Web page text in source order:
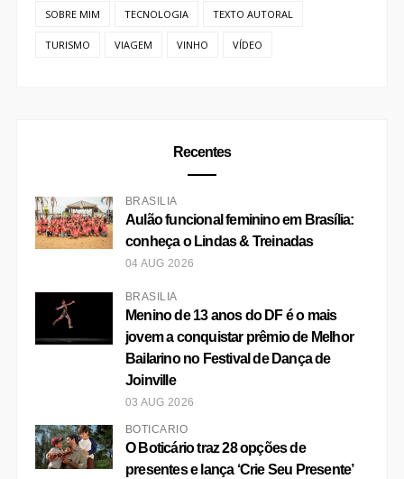
SOBRE MIM TECNOLOGIA TEXTO AUTORAL
TURISMO VIAGEM VINHO VÍDEO
Recentes
BRASÍLIA
Aulão funcional feminino em Brasília:
conheça o Lindas & Treinadas
04 AUG 2026
BRASÍLIA
Menino de 13 anos do DF é o mais
jovem a conquistar prêmio de Melhor
Bailarino no Festival de Dança de
Joinville
03 AUG 2026
BOTICÁRIO
O Boticário traz 28 opções de
presentes e lança ‘Crie Seu Presente’